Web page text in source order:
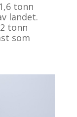
tonn
landet.
tonn
som